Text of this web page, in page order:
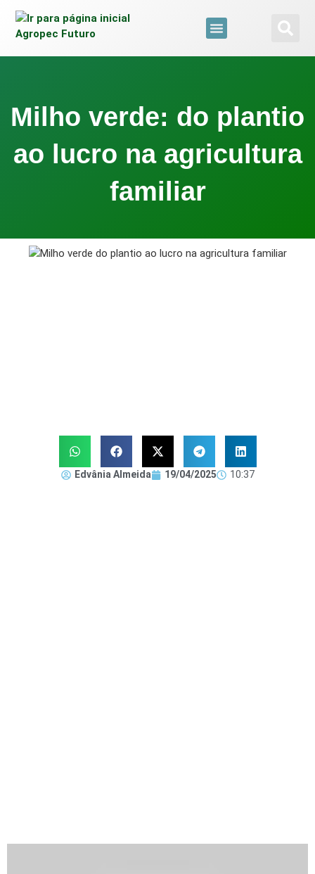
o
conteúdo
Milho verde: do plantio
ao lucro na agricultura
familiar
Edvânia Almeida 19/04/2025 10:37